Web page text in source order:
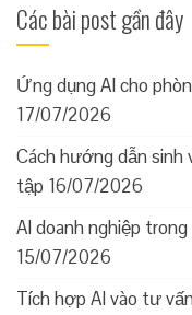
Các bài post gần đây
Ứng dụng AI cho
17/07/2026
Cách hướng dẫn sinh
tập 16/07/2026
AI doanh nghiệp
15/07/2026
Tích hợp AI vào tư